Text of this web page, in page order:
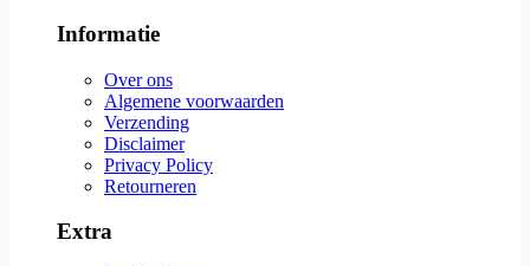
Informatie
Over ons
Algemene voorwaarden
Verzending
Disclaimer
Privacy Policy
Retourneren
Extra